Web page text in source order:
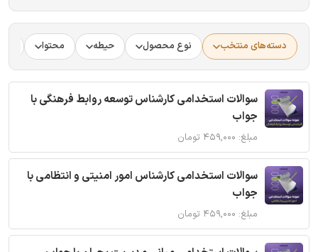
دسته‌های منتخب نوع محصول حیطه محتوا
سوالات استخدامی کارشناس توسعه روابط فرهنگی با
جواب
مبلغ: ۴۵۹,۰۰۰ تومان
سوالات استخدامی کارشناس امور امنیتی و انتظامی با
جواب
مبلغ: ۴۵۹,۰۰۰ تومان